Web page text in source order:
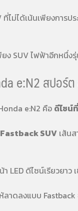
ไม่ได้เน้นเพียงการ
ยง SUV ไฟฟ้าอีกหนึ่
e:N2 สปอร์
e:N2 คือ ดีไซน์
SUV เส้น
LED ดีไซน์เรียวยา
าดลงแบบ